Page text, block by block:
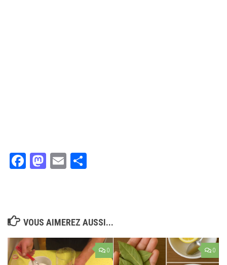
Facebook
Mastodon
Email
VOUS AIMEREZ AUSSI...
0 0